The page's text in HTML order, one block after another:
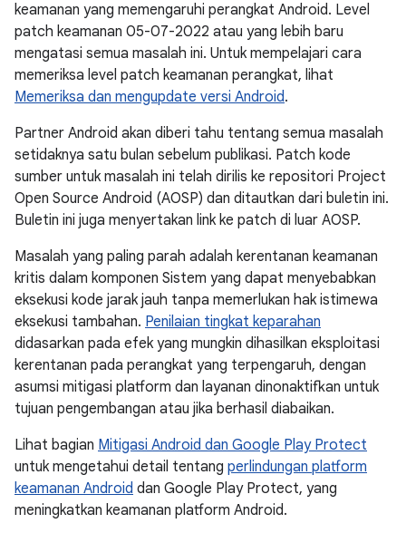
keamanan yang memengaruhi perangkat Android. Level
patch keamanan 05-07-2022 atau yang lebih baru
mengatasi semua masalah ini. Untuk mempelajari cara
memeriksa level patch keamanan perangkat, lihat
Memeriksa dan mengupdate versi Android.
Partner Android akan diberi tahu tentang semua masalah
setidaknya satu bulan sebelum publikasi. Patch kode
sumber untuk masalah ini telah dirilis ke repositori Project
Open Source Android (AOSP) dan ditautkan dari buletin ini.
Buletin ini juga menyertakan link ke patch di luar AOSP.
Masalah yang paling parah adalah kerentanan keamanan
kritis dalam komponen Sistem yang dapat menyebabkan
eksekusi kode jarak jauh tanpa memerlukan hak istimewa
eksekusi tambahan. Penilaian tingkat keparahan
didasarkan pada efek yang mungkin dihasilkan eksploitasi
kerentanan pada perangkat yang terpengaruh, dengan
asumsi mitigasi platform dan layanan dinonaktifkan untuk
tujuan pengembangan atau jika berhasil diabaikan.
Lihat bagian Mitigasi Android dan Google Play Protect
untuk mengetahui detail tentang perlindungan platform
keamanan Android dan Google Play Protect, yang
meningkatkan keamanan platform Android.